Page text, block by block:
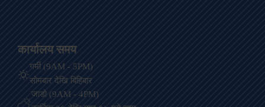
कार्यालय समय
गर्मी (9AM - 5PM)
सोमबार देखि बिहिबार
जाडो (9AM - 4PM)